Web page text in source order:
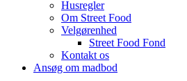
Husregler
Om Street Food
Velgørenhed
Street Food Fond
Kontakt os
Ansøg om madbod